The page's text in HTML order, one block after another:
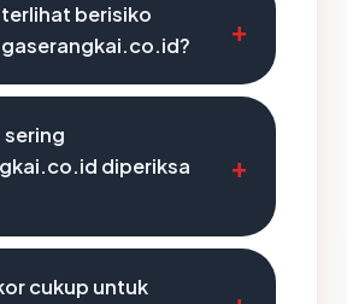
berisiko
diperiksa
cukup untuk